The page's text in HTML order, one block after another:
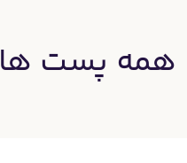
همه پست ها